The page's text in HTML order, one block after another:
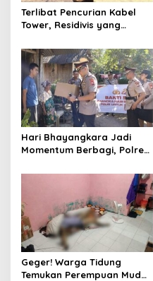
Terlibat Pencurian Kabel
Tower, Residivis yang
Ditangkap Tim Gabungan di
Jeneponto
Hari Bhayangkara Jadi
Momentum Berbagi, Polres
Membutuhkan
Geger! Warga Tidung
Temukan Perempuan Muda